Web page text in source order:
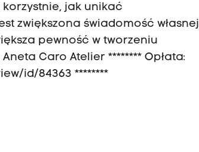
jak unikać
zwiększona świadomość własnej
pewność w tworzeniu
Caro Atelier ******** Opłata:
id/84363 ********